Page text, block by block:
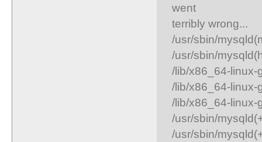
went
terribly wrong...
/usr/sbin/
/usr/sbin/
/lib/x86_64-
/lib/x86_64-
/lib/x86_64-linux-
/usr/sbin/
/usr/sbin/